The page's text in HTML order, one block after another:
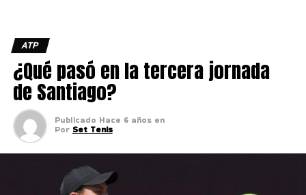
ATP
¿Qué pasó en la tercera jornada
de Santiago?
Publicado Hace 6 años en
Por Set Tenis